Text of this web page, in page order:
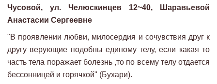
Чусовой, ул. Челюскинцев 12~40, Шаравьевой
Анастасии Сергеевне
"В проявлении любви, милосердия и сочувствия друг к
другу верующие подобны единому телу, если какая то
часть тела поражает болезнь ,то по всему телу отдается
бессонницей и горячкой" (Бухари).